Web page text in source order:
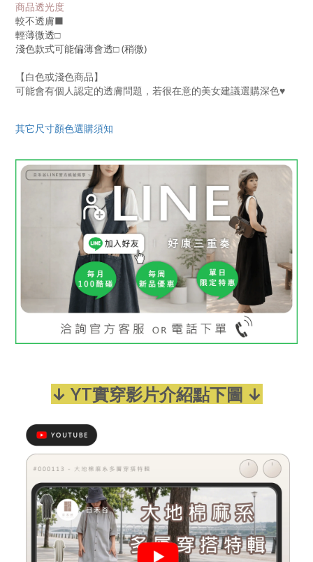
商品透光度
較不透膚■
輕薄微透□
淺色款式可能偏薄會透□ (稍微)
【白色或淺色商品】
可能會有個人認定的透膚問題，若很在意的美女建議選購深色♥
其它尺寸顏色選購須知
↓ YT實穿影片介紹點下圖 ↓